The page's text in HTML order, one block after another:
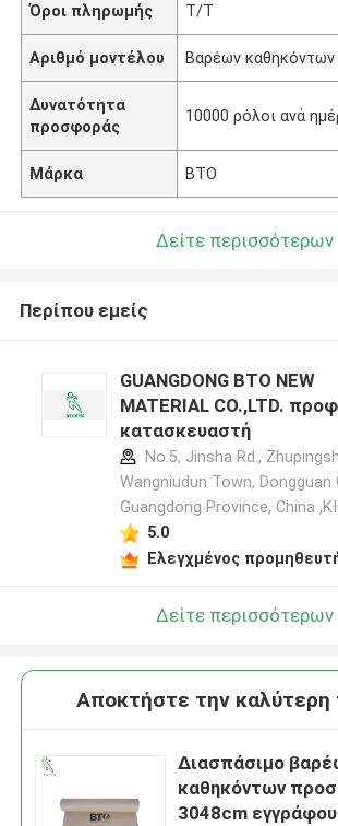
Όροι πληρωμής T/T
Αριθμό μοντέλου Βαρέων καθηκόντων
Δυνατότητα
προσφοράς
10000 ρόλοι ανά
Μάρκα BTO
Δείτε περισσότερων
Περίπου εμείς
GUANGDONG BTO NEW
MATERIAL CO.,LTD.
κατασκευαστή
No.5, Jinsha Rd.,
Wangniudun Town, Dongguan
Guangdong Province, China
5.0
Ελεγχμένος
Δείτε περισσότερων
Αποκτήστε την καλύτερη
Διασπάσιμο
καθηκόντων
3048cm